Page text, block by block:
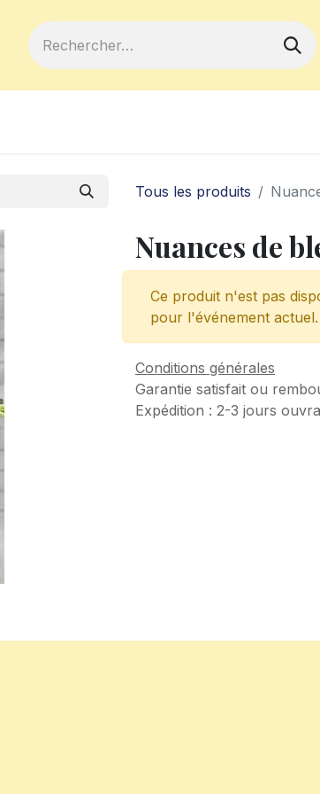
Tous les produits
Nuances de
Ce produit n'est pas
pour l'événement actuel.
Conditions générales
Garantie satisfait ou
Expédition : 2-3 jours